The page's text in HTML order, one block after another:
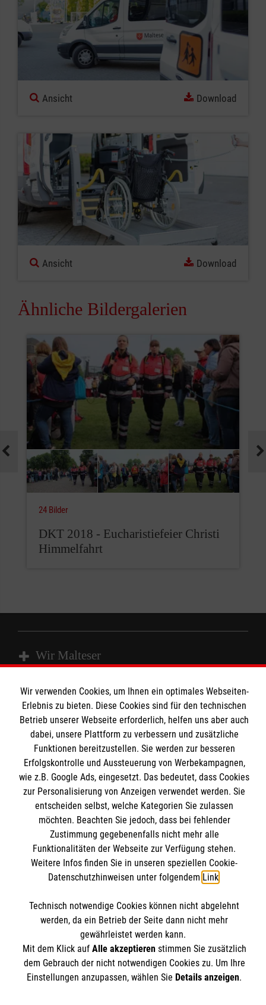
Ansicht Download
Ansicht Download
Ähnliche Bildergalerien
24 Bilder
DKT 2018 - Eucharistiefeier Christi
Himmelfahrt
Wir Malteser
Spenden & HelfenAngebote & Leistungen
Kursangebote
Mitarbeiten & Stellenangebote
Wir Malteser
Informationen
Nutzungsbedingungen
Kontakt
Impressum
Datenschutz
Malteser online
aware
Malteser in Deutschland
Malteser Jugend
Malteser International
Sharepoint
Spendenkonto
Empfänger: Malteser Hilfsdienst e.V.
IBAN: DE103 7060 120 120 120 001 2
BIC: GENODED 1PA7
Soziale Netzwerke
Wir verwenden Cookies, um Ihnen ein optimales Webseiten-
Erlebnis zu bieten. Diese Cookies sind für den technischen
Betrieb unserer Webseite erforderlich, helfen uns aber auch
dabei, unsere Plattform zu verbessern und zusätzliche
Funktionen bereitzustellen. Sie werden zur besseren
Erfolgskontrolle und Aussteuerung von Werbekampagnen,
wie z.B. Google Ads, eingesetzt. Das bedeutet, dass Cookies
zur Personalisierung von Anzeigen verwendet werden. Sie
entscheiden selbst, welche Kategorien Sie zulassen
möchten. Beachten Sie jedoch, dass bei fehlender
Zustimmung gegebenenfalls nicht mehr alle
Funktionalitäten der Webseite zur Verfügung stehen.
Weitere Infos finden Sie in unseren speziellen Cookie-
Datenschutzhinweisen unter folgendem Link.
Technisch notwendige Cookies können nicht abgelehnt
werden, da ein Betrieb der Seite dann nicht mehr
gewährleistet werden kann.
Mit dem Klick auf Alle akzeptierenstimmen Sie zusätzlich
dem Gebrauch der nicht notwendigen Cookies zu. Um Ihre
Einstellungen anzupassen, wählen Sie Details anzeigen.